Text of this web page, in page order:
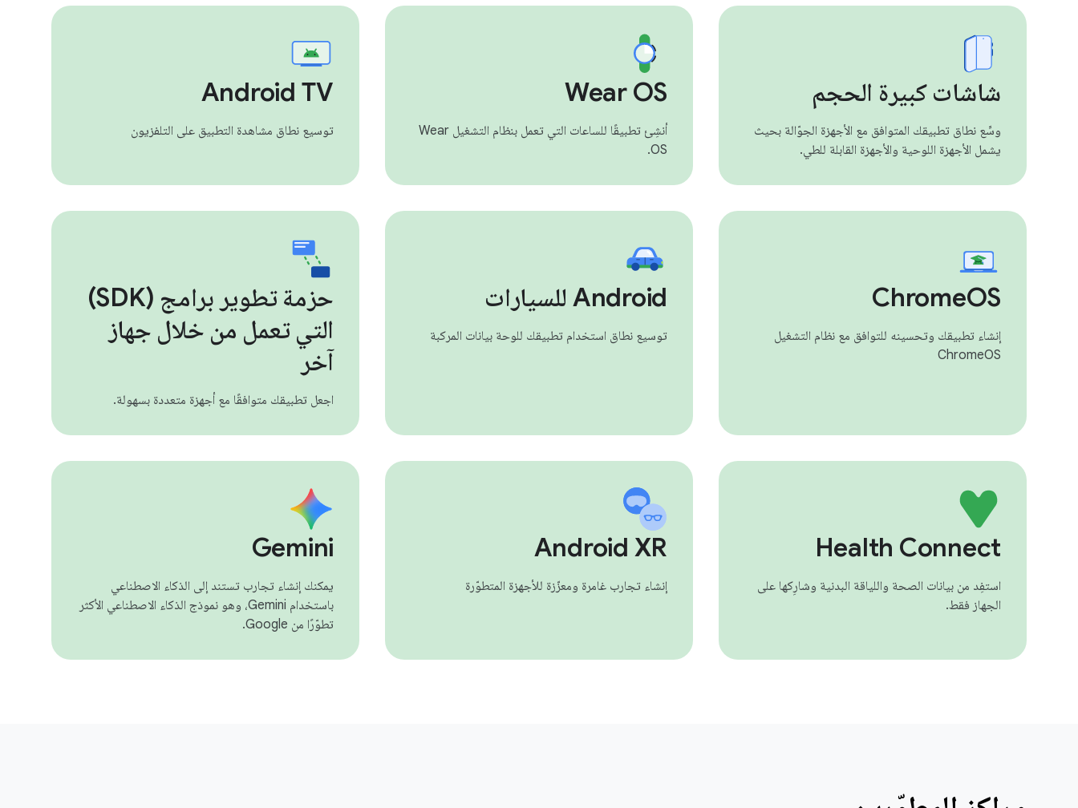
شاشات كبيرة الحجم
وسِّع نطاق تطبيقك المتوافق مع الأجهزة الجوّالة بحيث
يشمل الأجهزة اللوحية والأجهزة القابلة للطي.
Wear OS
أنشِئ تطبيقًا للساعات التي تعمل بنظام التشغيل Wear
OS.
Android TV
توسيع نطاق مشاهدة التطبيق على التلفزيون
ChromeOS
إنشاء تطبيقك وتحسينه للتوافق مع نظام التشغيل
ChromeOS
‫Android للسيارات
توسيع نطاق استخدام تطبيقك للوحة بيانات المركبة
حزمة تطوير برامج (SDK)
التي تعمل من خلال جهاز
آخر
اجعل تطبيقك متوافقًا مع أجهزة متعددة بسهولة.
Health Connect
استفِد من بيانات الصحة واللياقة البدنية وشارِكها على
الجهاز فقط.
Android XR
إنشاء تجارب غامرة ومعزّزة للأجهزة المتطوّرة
Gemini
يمكنك إنشاء تجارب تستند إلى الذكاء الاصطناعي
باستخدام Gemini، وهو نموذج الذكاء الاصطناعي الأكثر
تطوّرًا من Google.